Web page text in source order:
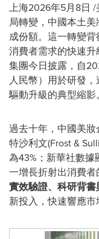
上海2026年5月8日 /
局轉變，中國本土
成份額。這一轉變
消費者需求的快速
集團今日披露，自
人民幣）用於研發
驅動升級的典型縮影。
過去十年，中國美
特沙利文(Frost &
為43%；新華社數
一增長折射出消費
實效驗證、科研背書
新投入，快速響應市